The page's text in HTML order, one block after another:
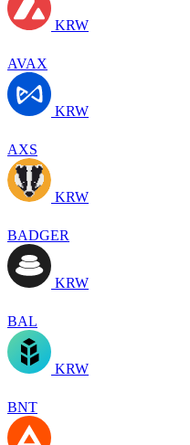
KRW
AVAX
KRW
AXS
KRW
BADGER
KRW
BAL
KRW
BNT